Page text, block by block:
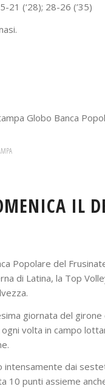
21 (‘28); 28-26 (’35)
Globo Banca
IL
Popolare del
di Latina, la Top
giornata del
volta in campo
dai
punti assieme